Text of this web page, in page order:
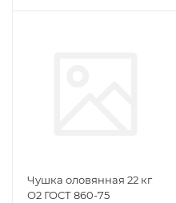
Чушка оловянная 22 кг
О2 ГОСТ 860-75